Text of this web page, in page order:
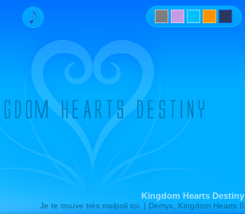
Kingdom Hearts Destiny
Je te trouve très malpoli toi. | Demyx, Kingdom Hearts II